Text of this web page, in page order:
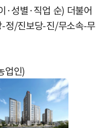
·성별·직업 순) 더불어
정/진보당-진/무소속-무
업인)